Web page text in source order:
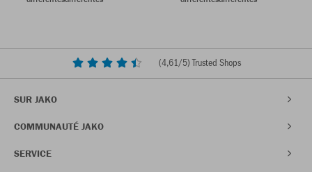
(4,61/5) Trusted Shops
SUR JAKO
COMMUNAUTÉ JAKO
SERVICE